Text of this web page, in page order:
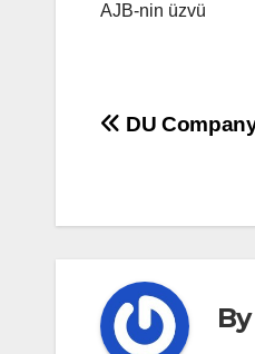
AJB-nin üzvü
Post
DU
By